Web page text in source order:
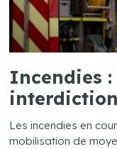
Incendies :
Les incendies en
mobilisation de